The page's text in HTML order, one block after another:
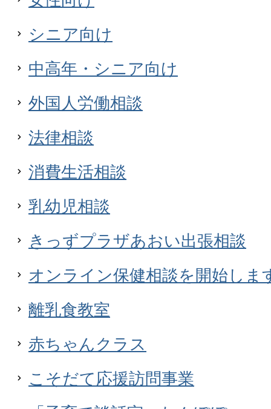
シニア向け
中高年・シニア向け
外国人労働相談
法律相談
消費生活相談
乳幼児相談
きっずプラザあおい出張相談
オンライン保健相談を開始しま
離乳食教室
赤ちゃんクラス
こそだて応援訪問事業